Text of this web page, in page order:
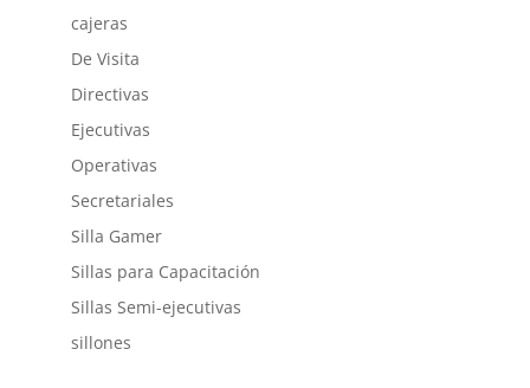
cajeras
De Visita
Directivas
Ejecutivas
Operativas
Secretariales
Silla Gamer
Sillas para Capacitación
Sillas Semi-ejecutivas
sillones